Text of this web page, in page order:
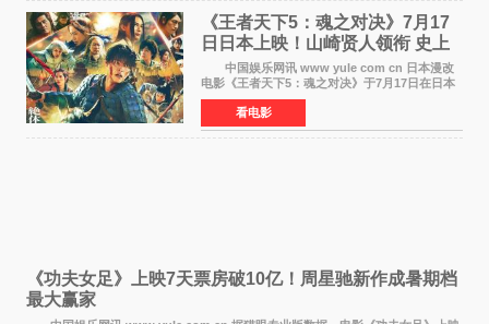
《王者天下5：魂之对决》7月17
日日本上映！山崎贤人领衔 史上
最大“函谷关防卫战”
中国娱乐网讯 www yule com cn 日本漫改
电影《王者天下5：魂之对决》于7月17日在日本
全国上映。这部由佐藤信介执导、山崎贤人主演
的历史动作片，改编自原泰久同名人气漫画，继
续讲述信和漂
看电影
《功夫女足》上映7天票房破10亿！周星驰新作成暑期档
最大赢家